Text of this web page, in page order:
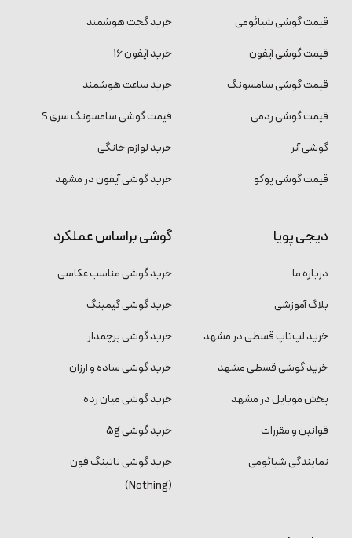
قیمت گوشی شیائومی
قیمت گوشی آیفون
قیمت گوشی سامسونگ
قیمت گوشی ردمی
گوشی آنر
قیمت گوشی پوکو
خرید گجت هوشمند
خرید آیفون 16
خرید ساعت هوشمند
قیمت گوشی سامسونگ سری S
خرید لوازم خانگی
خرید گوشی آیفون در مشهد
دیجی پویا
درباره ما
بلاگ آموزشی
خرید لپ‌تاپ قسطی در مشهد
خرید گوشی قسطی مشهد
پخش موبایل در مشهد
قوانین و مقررات
نمایندگی شیائومی
گوشی براساس عملکرد
خرید گوشی مناسب عکاسی
خرید گوشی گیمینگ
خرید گوشی پرچمدار
خرید گوشی ساده و ارزان
خرید گوشی میان رده
خرید گوشی 5g
خرید گوشی ناتینگ فون
(Nothing)